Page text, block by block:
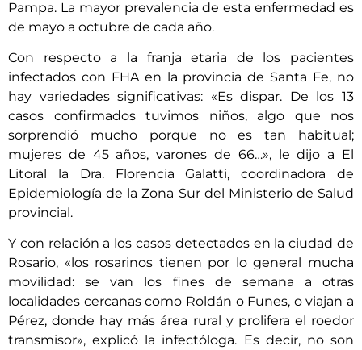
Pampa. La mayor prevalencia de esta enfermedad es
de mayo a octubre de cada año.
Con respecto a la franja etaria de los pacientes
infectados con FHA en la provincia de Santa Fe, no
hay variedades significativas: «Es dispar. De los 13
casos confirmados tuvimos niños, algo que nos
sorprendió mucho porque no es tan habitual;
mujeres de 45 años, varones de 66…», le dijo a El
Litoral la Dra. Florencia Galatti, coordinadora de
Epidemiología de la Zona Sur del Ministerio de Salud
provincial.
Y con relación a los casos detectados en la ciudad de
Rosario, «los rosarinos tienen por lo general mucha
movilidad: se van los fines de semana a otras
localidades cercanas como Roldán o Funes, o viajan a
Pérez, donde hay más área rural y prolifera el roedor
transmisor», explicó la infectóloga. Es decir, no son